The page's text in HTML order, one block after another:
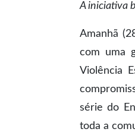
A iniciativa
Amanhã
com uma
Violência
série do
toda a